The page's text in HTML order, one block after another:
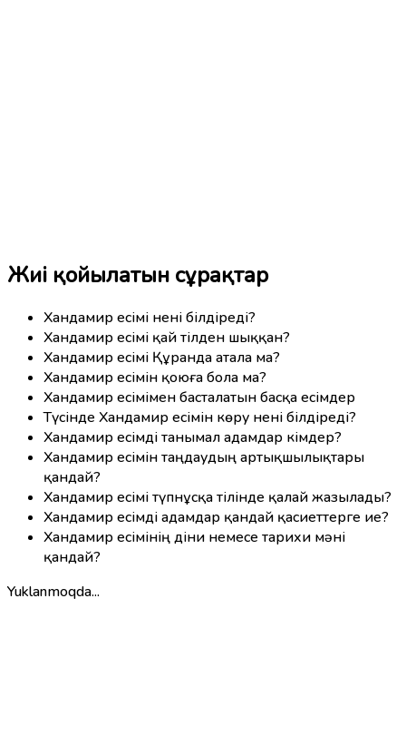
Жиі қойылатын сұрақтар
Хандамир есімі нені білдіреді?
Хандамир есімі қай тілден шыққан?
Хандамир есімі Құранда атала ма?
Хандамир есімін қоюға бола ма?
Хандамир есімімен басталатын басқа есімдер
Түсінде Хандамир есімін көру нені білдіреді?
Хандамир есімді танымал адамдар кімдер?
Хандамир есімін таңдаудың артықшылықтары
қандай?
Хандамир есімі түпнұсқа тілінде қалай жазылады?
Хандамир есімді адамдар қандай қасиеттерге ие?
Хандамир есімінің діни немесе тарихи мәні
қандай?
Yuklanmoqda...